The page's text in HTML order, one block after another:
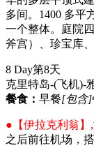
多间。1400 多平
一个整体。庭院
斧宫）、珍宝库
8 Day第8天
克里特岛-(飞机)-
餐食： 早餐[包含]
●【伊拉克利翁】,
之后前往机场，